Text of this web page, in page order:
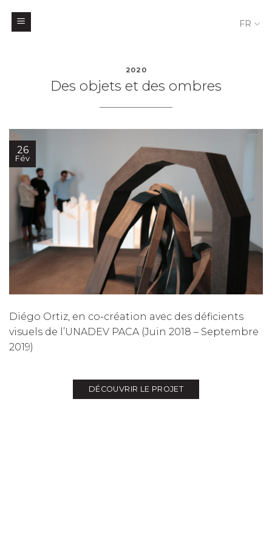
FR
2020
Des objets et des ombres
26
Fév
Diégo Ortiz, en co-création avec des déficients
visuels de l’UNADEV PACA (Juin 2018 – Septembre
2019)
DÉCOUVRIR LE PROJET